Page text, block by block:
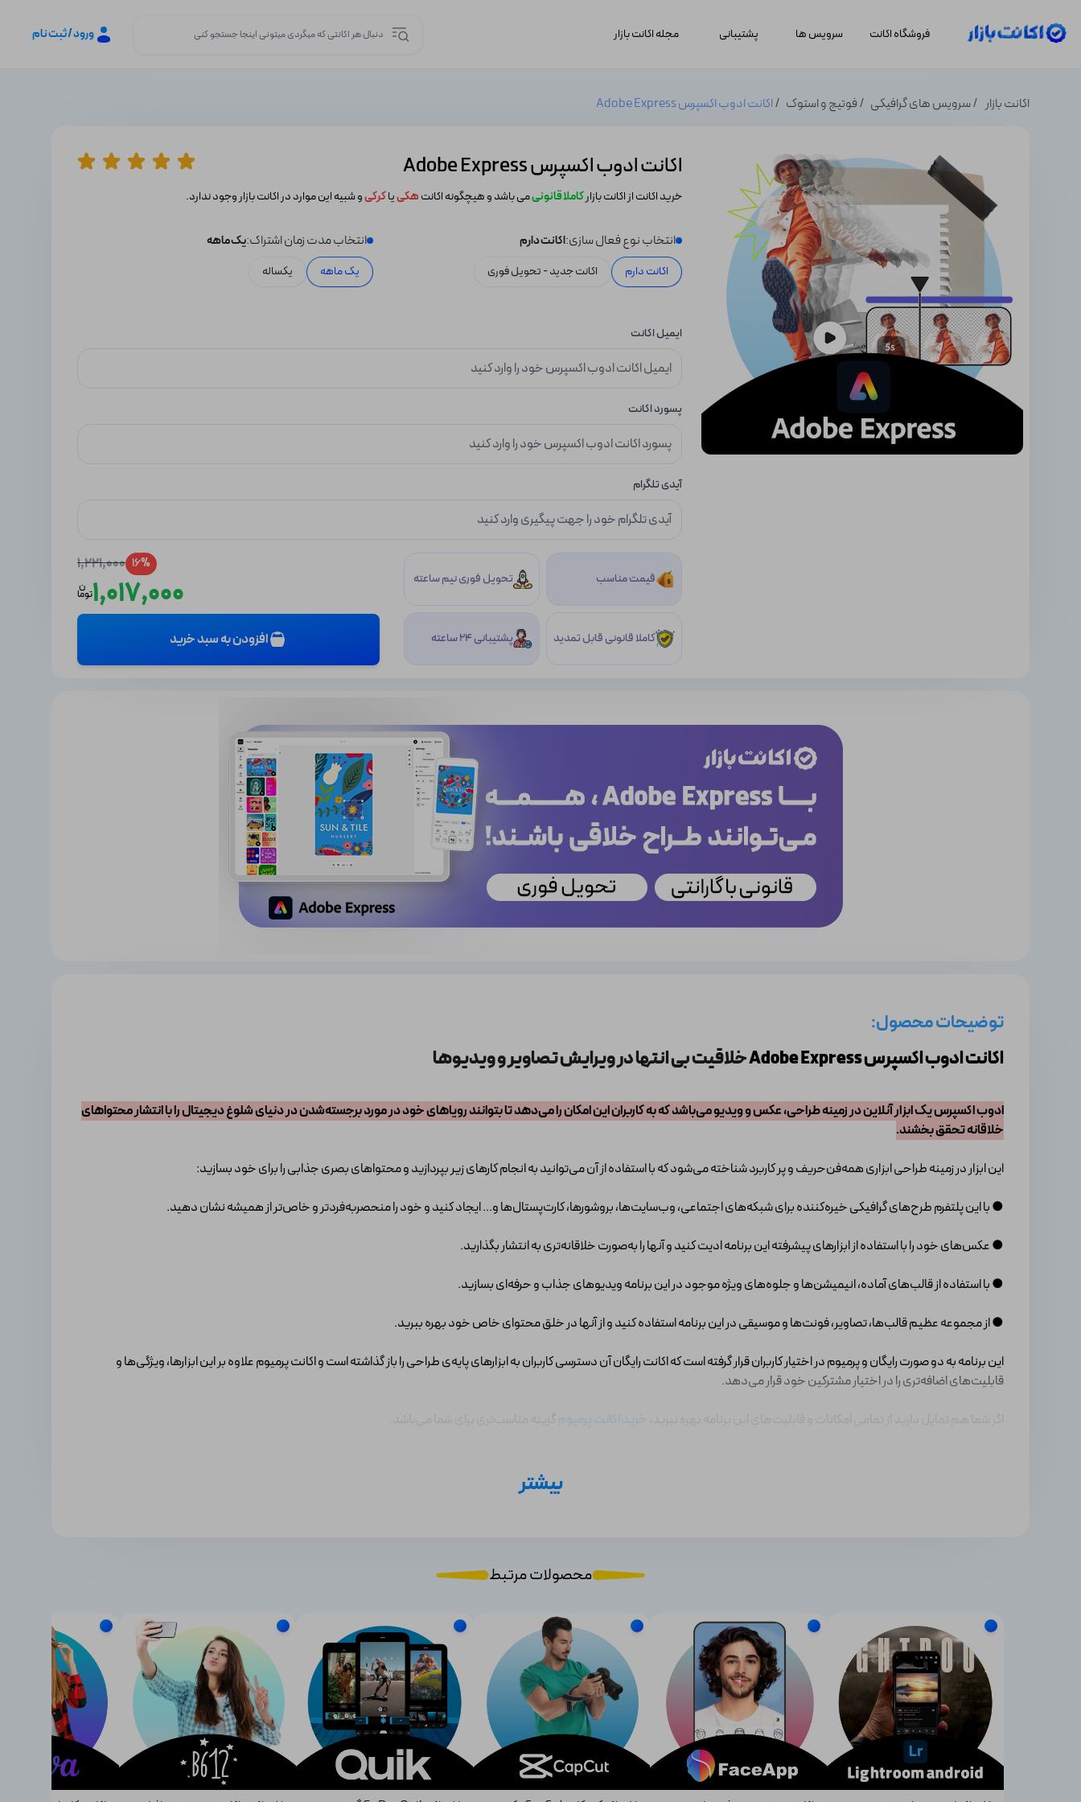
فروشگاه اکانت سرویس ها پشتیبانی مجله اکانت بازار ورود / ثبت نام
اکانت بازار سرویس های گرافیکی فوتیج و استوک اکانت ادوب اکسپرس Adobe Express
اکانت ادوب اکسپرس Adobe Express
خرید اکانت از اکانت بازارکاملا قانونیمی باشد و هیچگونه اکانتهکییاکرکیو شبیه این موارد در اکانت بازار وجود ندارد.
انتخاب نوع فعال سازی:اکانت دارم
اکانت دارم
اکانت جدید - تحویل فوری
انتخاب مدت زمان اشتراک:یک ماهه
یک ماهه
یکساله
ایمیل اکانت
پسورد اکانت
آیدی تلگرام
قیمت مناسب تحویل فوری نیم ساعته
کاملا قانونی قابل تمدید پشتیبانی 24 ساعته
16%
1,221,000
1,017,000توما
ن
افزودن به سبد خرید
توضیحات محصول:
اکانت ادوب اکسپرس Adobe Express
خلاقیت بی انتها در ویرایش تصاویر و ویدیوها
ادوب اکسپرس یک ابزار آنلاین در زمینه طراحی، عکس و ویدیو می‌باشد که به کاربران این امکان را می‌دهد تا بتوانند رویاهای خود در مورد برجسته‌شدن در دنیای شلوغ دیجیتال را با انتشار محتواهای
خلاقانه تحقق بخشند.
این ابزار در زمینه طراحی ابزاری همه‌فن‌حریف و پر کاربرد شناخته می‌شود که با استفاده از آن می‌توانید به انجام کارهای زیر بپردازید و محتواهای بصری جذابی را برای خود بسازید:
● با این پلتفرم طرح‌های گرافیکی خیره‌کننده برای شبکه‌های اجتماعی، وب‌سایت‌ها، بروشورها، کارت‌پستال‌ها و... ایجاد کنید و خود را منحصربه‌فردتر و خاص‌تر از همیشه نشان دهید.
● عکس‌های خود را با استفاده از ابزارهای پیشرفته این برنامه ادیت کنید و آنها را به‌صورت خلاقانه‌تری به انتشار بگذارید.
● با استفاده از قالب‌های آماده، انیمیشن‌ها و جلوه‌های ویژه موجود در این برنامه ویدیوهای جذاب و حرفه‌ای بسازید.
● از مجموعه عظیم قالب‌ها، تصاویر، فونت‌ها و موسیقی در این برنامه استفاده کنید و از آنها در خلق محتوای خاص خود بهره ببرید.
این برنامه به دو صورت رایگان و پرمیوم در اختیار کاربران قرار گرفته است که اکانت رایگان آن دسترسی کاربران به ابزارهای پایه‌‌ی طراحی را باز گذاشته است و اکانت پرمیوم علاوه بر این ابزارها، ویژگی‌ها و
قابلیت‌های اضافه‌تری را در اختیار مشترکین خود قرار می‌دهد.
اگر شما هم تمایل دارید از تمامی امکانات و قابلیت‌های این برنامه بهره ببرید،
خرید اکانت پرمیوم گزینه مناسب‌تری برای شما می‌باشد.
همان‌طور که گفتیم علاوه امکانات پایه، اشتراک پرمیوم ویژگی‌ها و قابلیت‌های بیشتری را برای مشترکین خود در نظر گرفته است که این ویژگی‌ها عبارت‌اند از:
2) دسترسی به ابزارهای پیشرفته مانند واترمارک، برش ویدیو، حذف پس‌زمینه و...
شما باخرید اشتراک پرمیوم ادوب اکسپرس
به تمام ابزارهای پیشرفته‌ی آن به شرح زیر دسترسی خواهید داشت:
واترمارک:با استفاده از این ابزار می‌توانید واترمارک مخصوص به خود را در ویدیوها و عکس‌های خود اضافه کنید و از محتوای خود در برابر سرقت ادبی محافظت کنید.
● برش ویدیو:با استفاده از این ابزار دراشتراک پرمیوم Adobe Express
می‌توانید قسمت‌هایی از ویدیو که باب میلتان نیست را برش دهید و فقط قسمت‌های مهم ویدیو را منتشر کنید.
بیشتر
محصولات مرتبط